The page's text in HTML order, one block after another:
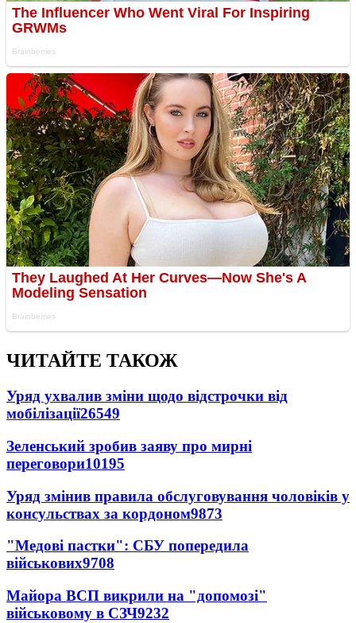
ЧИТАЙТЕ ТАКОЖ
Уряд ухвалив зміни щодо відстрочки від
мобілізації26549
Зеленський зробив заяву про мирні
переговори10195
Уряд змінив правила обслуговування чоловіків у
консульствах за кордоном9873
"Медові пастки": СБУ попередила
військових9708
Майора ВСП викрили на "допомозі"
військовому в СЗЧ9232